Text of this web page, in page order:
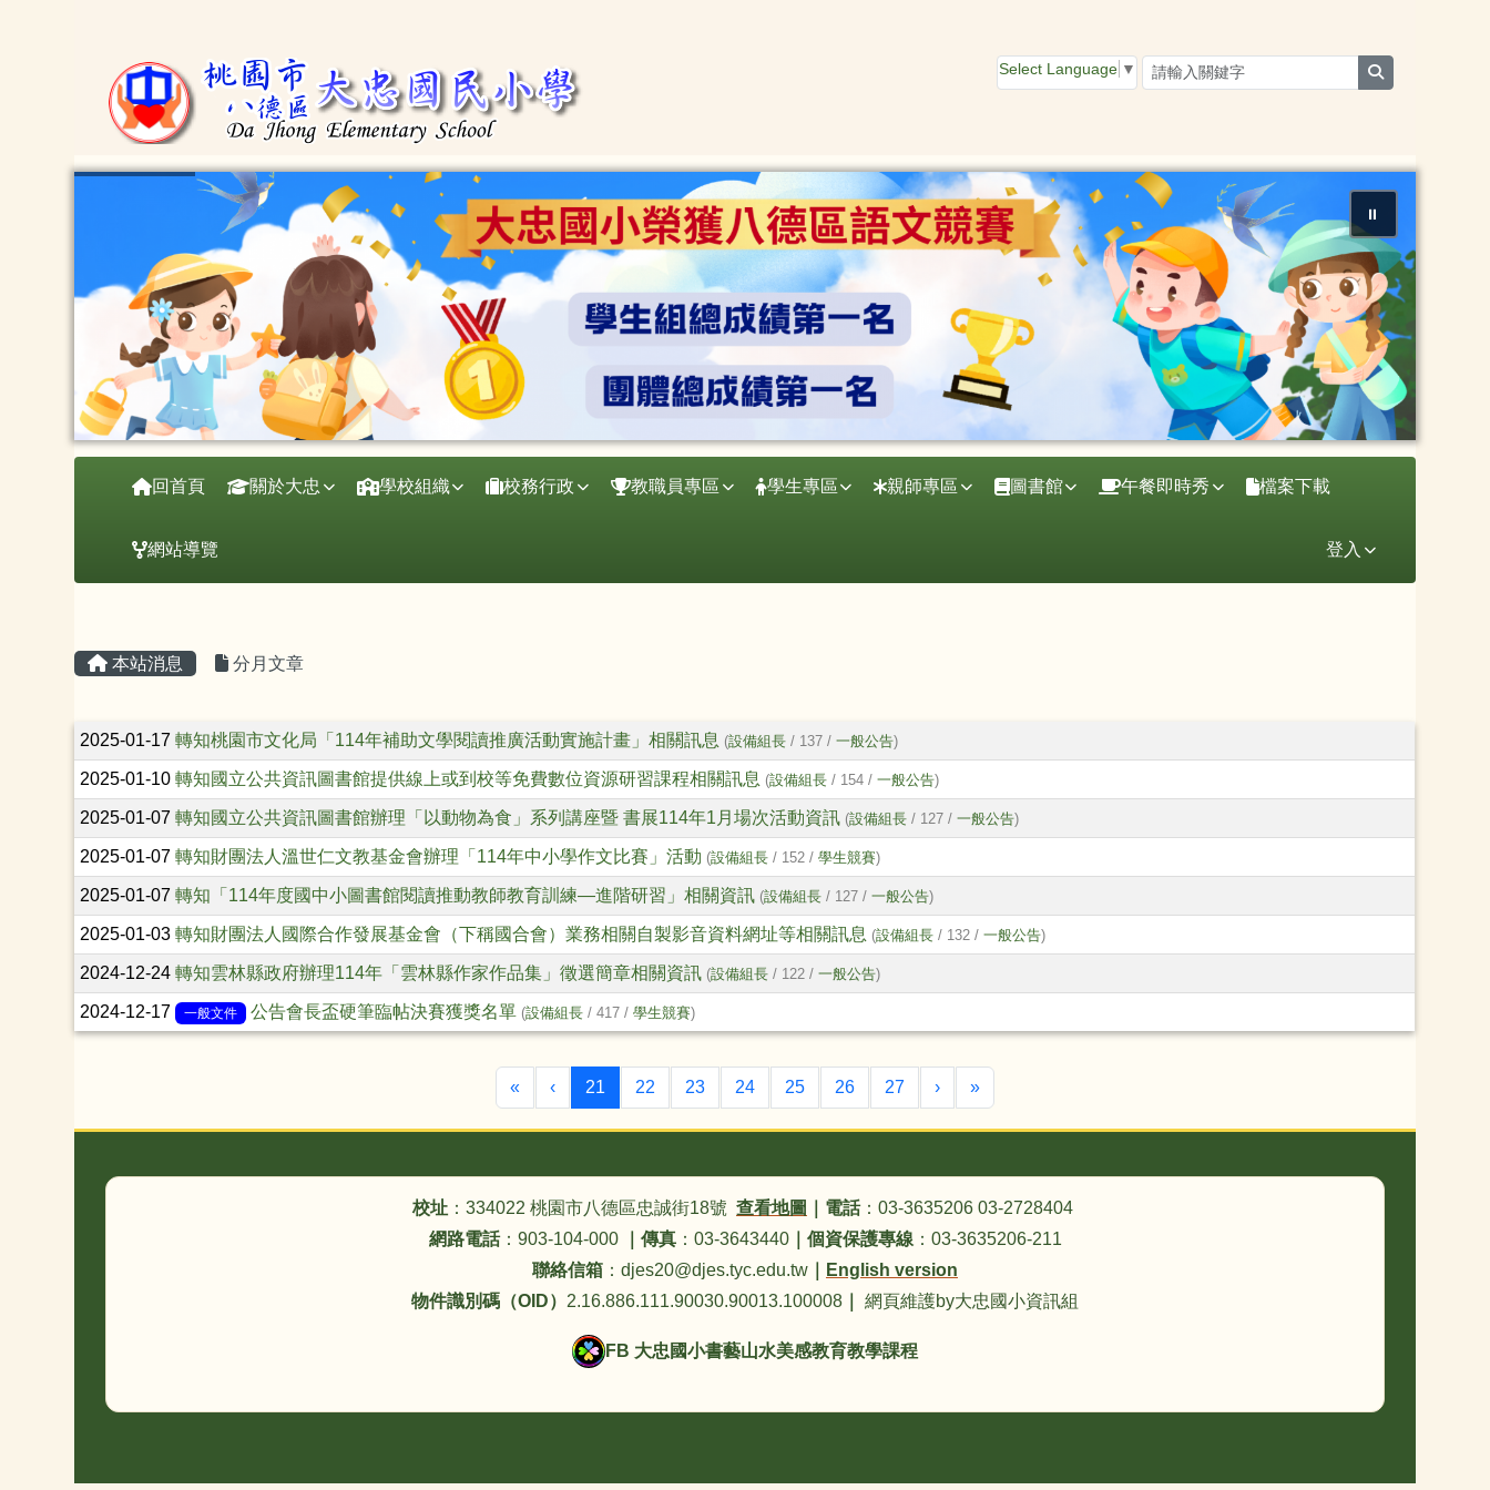
Select Language ▼
⏸
導覽列回首頁 關於大忠 學校組織 校務行政 教職員專區 學生專區 親師專區 圖書館 午餐即時秀 檔案下載
網站導覽 登入
本站消息 分月文章
文章列表
2025-01-17轉知桃園市文化局「114年補助文學閱讀推廣活動實施計畫」相關訊息 (設備組長 / 137 /一般公告)
2025-01-10轉知國立公共資訊圖書館提供線上或到校等免費數位資源研習課程相關訊息 (設備組長 / 154 /一般公告)
2025-01-07轉知國立公共資訊圖書館辦理「以動物為食」系列講座暨 書展114年1月場次活動資訊 (設備組長 / 127 /一般公告)
2025-01-07轉知財團法人溫世仁文教基金會辦理「114年中小學作文比賽」活動 (設備組長 / 152 /學生競賽)
2025-01-07轉知「114年度國中小圖書館閱讀推動教師教育訓練—進階研習」相關資訊 (設備組長 / 127 /一般公告)
2025-01-03轉知財團法人國際合作發展基金會（下稱國合會）業務相關自製影音資料網址等相關訊息 (設備組長 / 132 /一般公告)
2024-12-24轉知雲林縣政府辦理114年「雲林縣作家作品集」徵選簡章相關資訊 (設備組長 / 122 /一般公告)
2024-12-17 一般文件 公告會長盃硬筆臨帖決賽獲獎名單 (設備組長/ 417 / 學生競賽)
« 第一頁
‹上一頁
21 (目前頁次)
22 23 24 25 26 27 ›下一頁
»最後頁
校址 ：334022 桃園市八德區忠誠街18號 查看地圖 電話：03-3635206 03-2728404
網路電話：903-104-000 傳真：03-3643440｜ 個資保護專線：03-3635206-211
聯絡信箱 ：djes20@djes.tyc.edu.tw
English version
物件識別碼（OID） 2.16.886.111.90030.90013.100008 網頁維護by大忠國小資訊組
FB 大忠國小書藝山水美感教育教學課程